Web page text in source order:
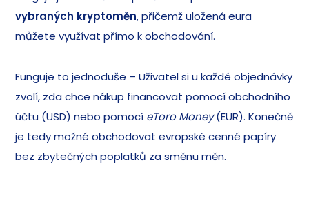
vybraných kryptoměn, přičemž uložená eura
můžete využívat přímo k obchodování.
Funguje to jednoduše – Uživatel si u každé objednávky
zvolí, zda chce nákup financovat pomocí obchodního
účtu (USD) nebo pomocí eToro Money(EUR). Konečně
je tedy možné obchodovat evropské cenné papíry
bez zbytečných poplatků za směnu měn.